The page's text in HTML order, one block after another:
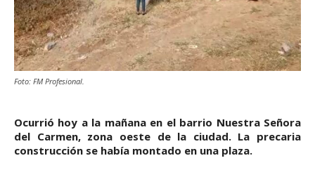
Foto: FM Profesional.
Ocurrió hoy a la mañana en el barrio Nuestra Señora
del Carmen, zona oeste de la ciudad. La precaria
construcción se había montado en una plaza.